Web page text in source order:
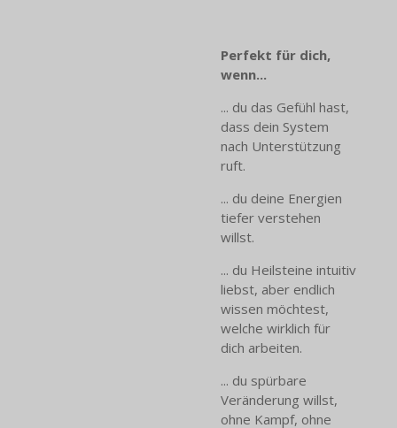
Perfekt für dich,
wenn...
... du das Gefühl hast,
dass dein System
nach Unterstützung
ruft.
... du deine Energien
tiefer verstehen
willst.
... du Heilsteine intuitiv
liebst, aber endlich
wissen möchtest,
welche wirklich für
dich arbeiten.
... du spürbare
Veränderung willst,
ohne Kampf, ohne